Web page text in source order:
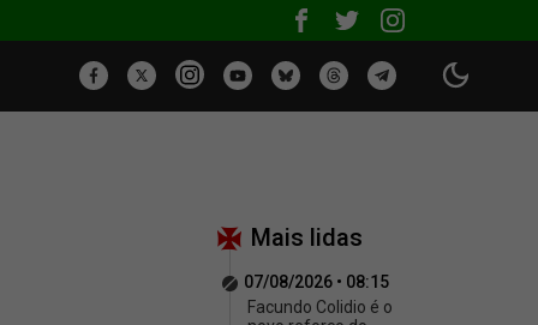
Mais lidas
07/08/2026 • 08:15
Facundo Colidio é o